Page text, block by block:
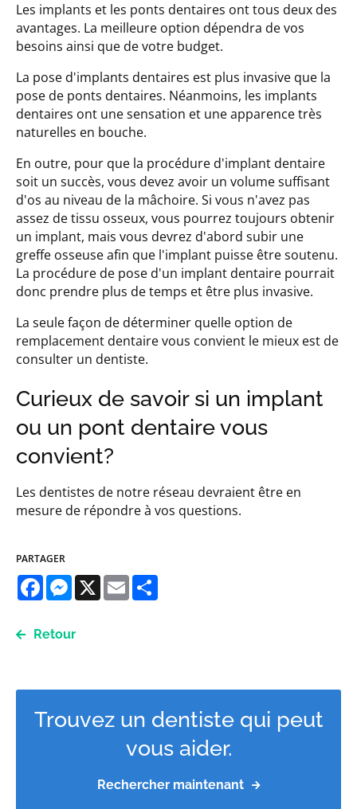
Les implants et les ponts dentaires ont tous deux des
avantages. La meilleure option dépendra de vos
besoins ainsi que de votre budget.
La pose d'implants dentaires est plus invasive que la
pose de ponts dentaires. Néanmoins, les implants
dentaires ont une sensation et une apparence très
naturelles en bouche.
En outre, pour que la procédure d'implant dentaire
soit un succès, vous devez avoir un volume suffisant
d'os au niveau de la mâchoire. Si vous n'avez pas
assez de tissu osseux, vous pourrez toujours obtenir
un implant, mais vous devrez d'abord subir une
greffe osseuse afin que l'implant puisse être soutenu.
La procédure de pose d'un implant dentaire pourrait
donc prendre plus de temps et être plus invasive.
La seule façon de déterminer quelle option de
remplacement dentaire vous convient le mieux est de
consulter un dentiste.
Curieux de savoir si un implant
ou un pont dentaire vous
convient?
Les dentistes de notre réseau devraient être en
mesure de répondre à vos questions.
PARTAGER
FacebookMessenger
X Email
Retour
Trouvez un dentiste qui peut
vous aider.
Rechercher maintenant